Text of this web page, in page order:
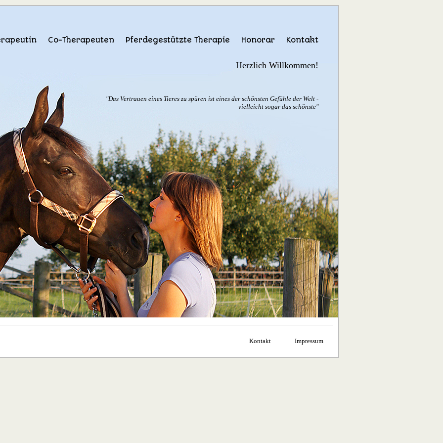
Co-Therapeuten Pferdegestützte Therapie Honorar Kontakt
Herzlich Willkommen!
"Das Vertrauen eines Tieres zu spüren ist eines der schönsten Gefühle der Welt -
vielleicht sogar das schönste"
Kontakt Impressum